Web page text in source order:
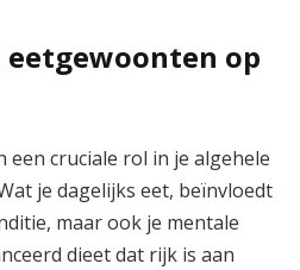
eetgewoonten op
een cruciale rol in je algehele
je dagelijks eet, beïnvloedt
maar ook je mentale
dieet dat rijk is aan